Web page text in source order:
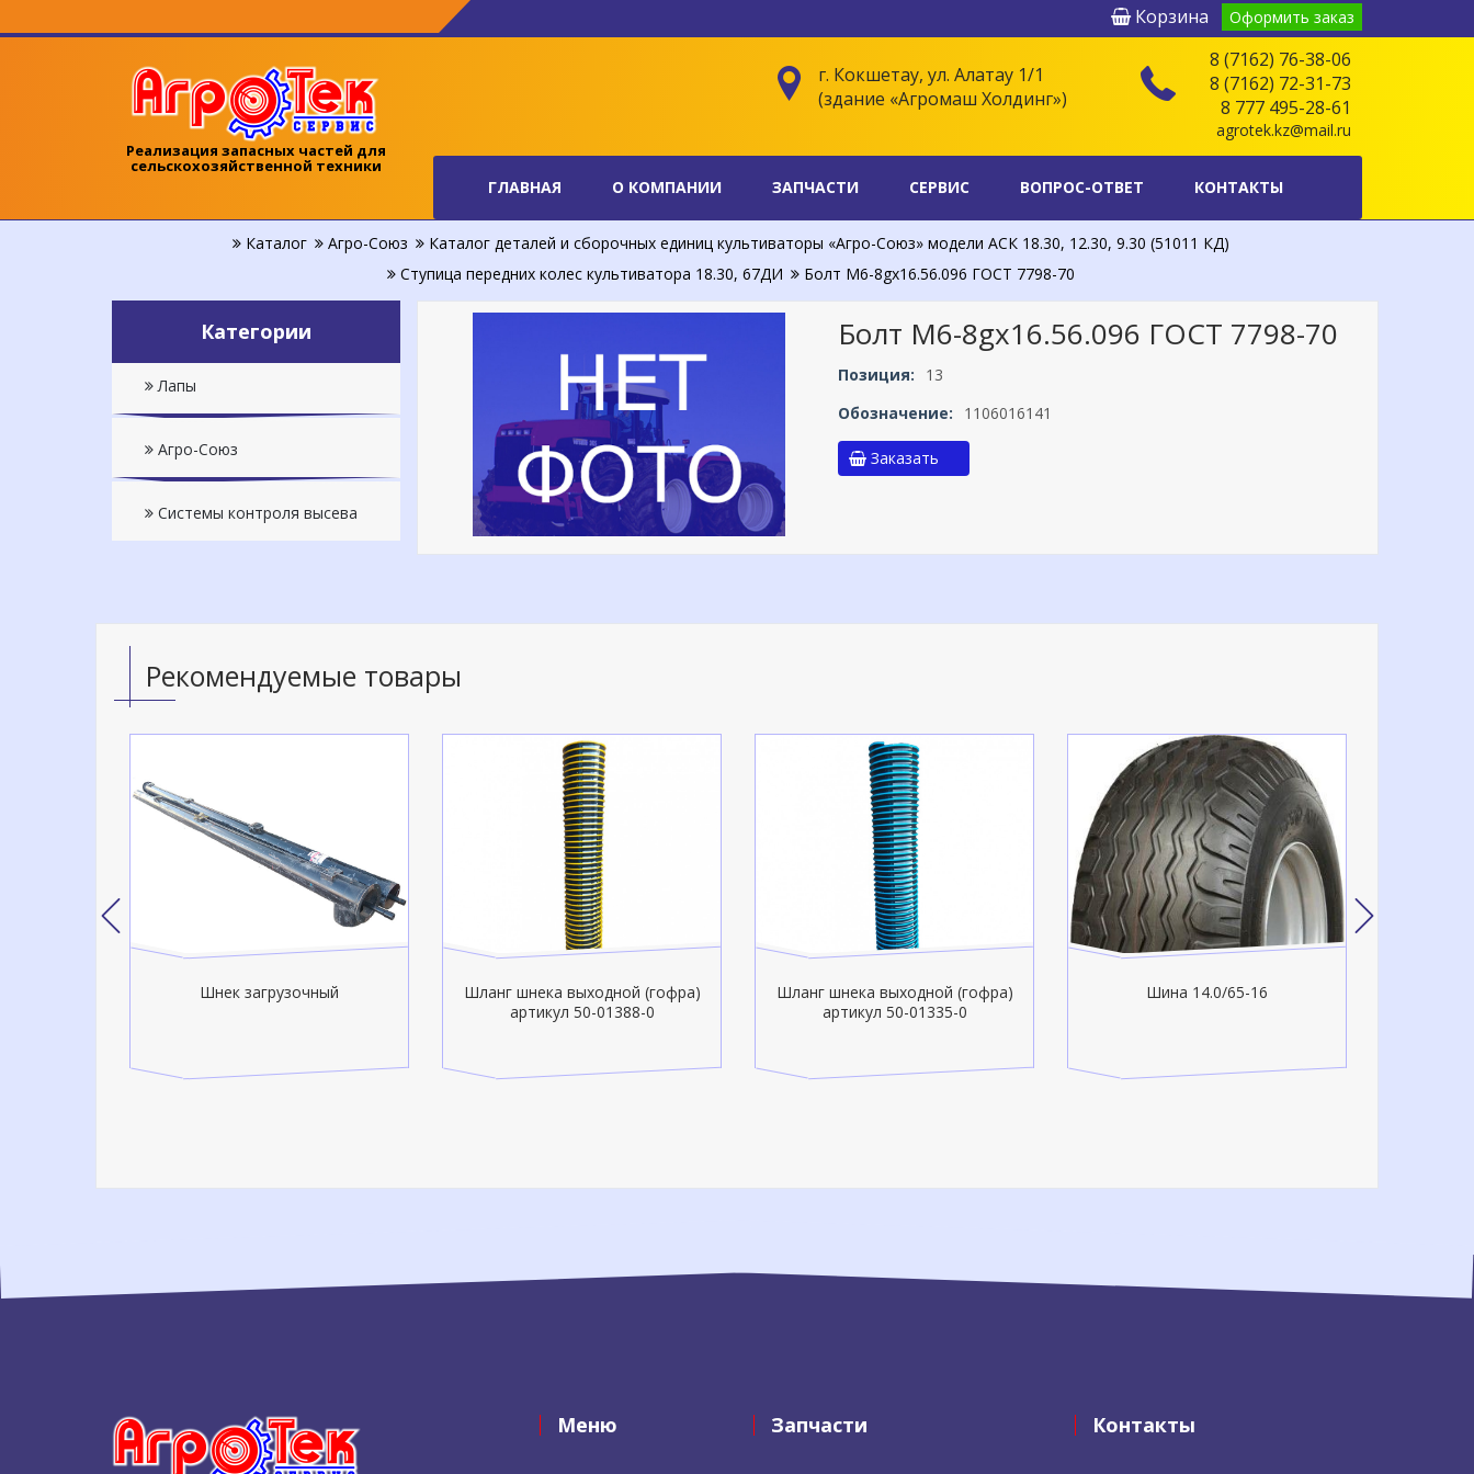
Корзина Оформить заказ
Реализация запасных частей для
сельскохозяйственной техники
8 (7162) 76-38-06
8 (7162) 72-31-73
8 777 495-28-61
agrotek.kz@mail.ru
г. Кокшетау, ул. Алатау 1/1
(здание «Агромаш Холдинг»)
ГЛАВНАЯ О КОМПАНИИ ЗАПЧАСТИ СЕРВИС ВОПРОС-ОТВЕТ КОНТАКТЫ
Каталог Агро-Союз
Каталог деталей и сборочных единиц культиваторы «Агро-Союз» модели АСК 18.30, 12.30, 9.30 (51011 КД)
Ступица передних колес культиватора 18.30, 67ДИ
Болт M6-8gx16.56.096 ГОСТ 7798-70
Категории
Лапы
Агро-Союз
Системы контроля высева
Болт M6-8gx16.56.096 ГОСТ 7798-70
Позиция:
13
Обозначение:
1106016141
Заказать
Рекомендуемые товары
Шнек загрузочный
Шланг шнека выходной (гофра)
артикул 50-01388-0
Шланг шнека выходной (гофра)
артикул 50-01335-0
Шина 14.0/65-16
Меню Запчасти Контакты